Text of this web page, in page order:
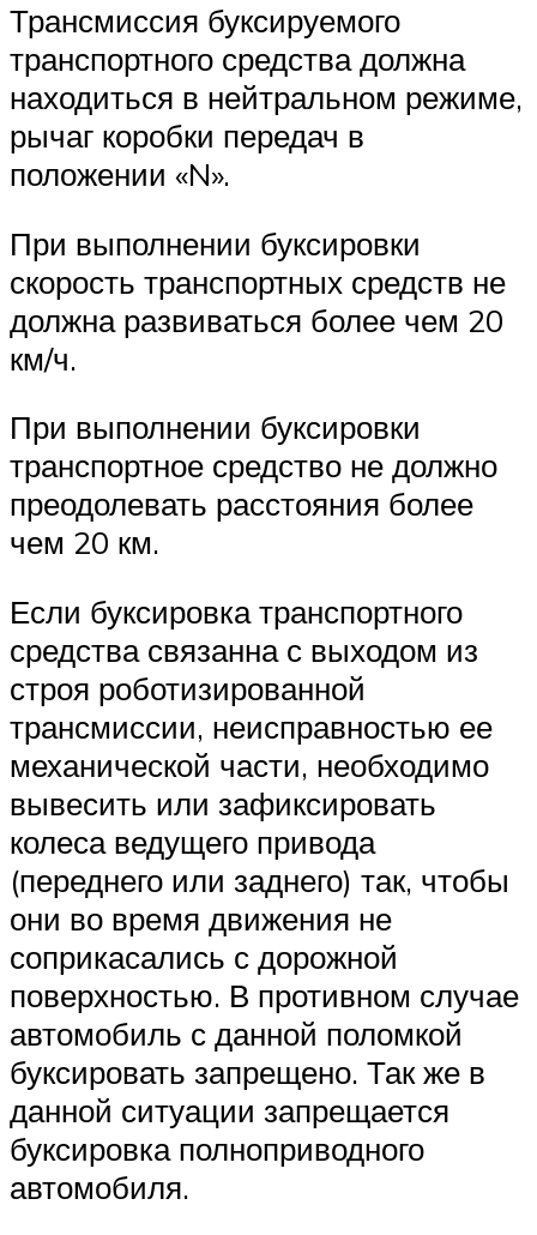
Трансмиссия буксируемого
транспортного средства должна
находиться в нейтральном режиме,
рычаг коробки передач в
положении «N».
При выполнении буксировки
скорость транспортных средств не
должна развиваться более чем 20
км/ч.
При выполнении буксировки
транспортное средство не должно
преодолевать расстояния более
чем 20 км.
Если буксировка транспортного
средства связанна с выходом из
строя роботизированной
трансмиссии, неисправностью ее
механической части, необходимо
вывесить или зафиксировать
колеса ведущего привода
(переднего или заднего) так, чтобы
они во время движения не
соприкасались с дорожной
поверхностью. В противном случае
автомобиль с данной поломкой
буксировать запрещено. Так же в
данной ситуации запрещается
буксировка полноприводного
автомобиля.